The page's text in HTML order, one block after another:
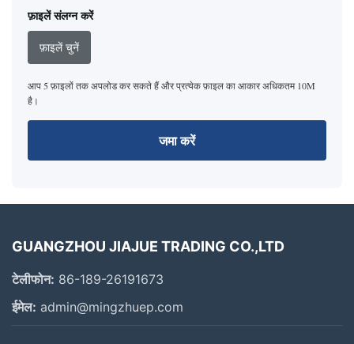
फ़ाइलें संलग्न करें
फ़ाइलें चुनें
आप 5 फ़ाइलों तक अपलोड कर सकते हैं और प्रत्येक फ़ाइल का आकार अधिकतम 10M
है।
जमा करें
GUANGZHOU JIAJUE TRADING CO.,LTD
टेलीफोन: 86-189-26191673
ईमेल: admin@mingzhuep.com